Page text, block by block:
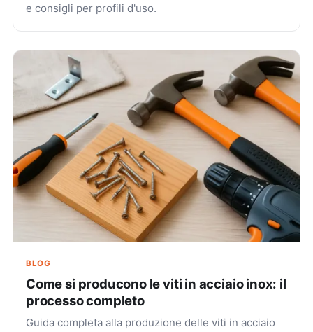
e consigli per profili d'uso.
BLOG
Come si producono le viti in acciaio inox: il
processo completo
Guida completa alla produzione delle viti in acciaio